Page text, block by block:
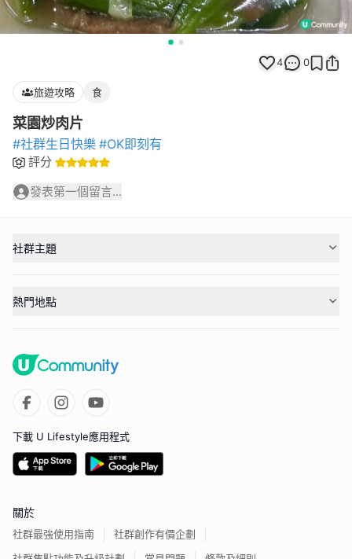
4 0
旅遊攻略 食
菜園炒肉片
#社群生日快樂 #OK即刻有
評分
發表第一個留言...
社群主題
熱門地點
下載 U Lifestyle應用程式
關於
社群最強使用指南
社群創作有價企劃